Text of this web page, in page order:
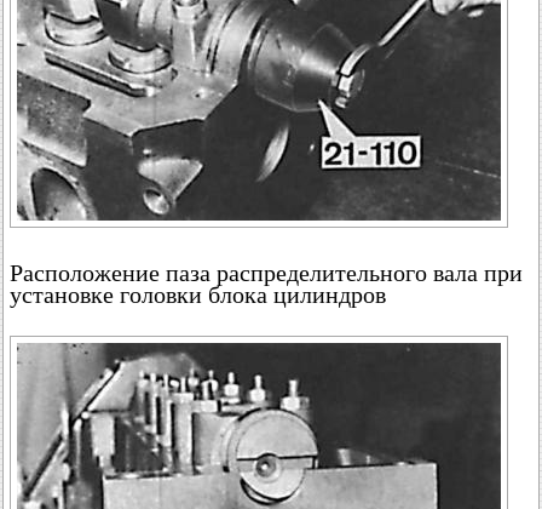
Расположение паза распределительного вала при
установке головки блока цилиндров